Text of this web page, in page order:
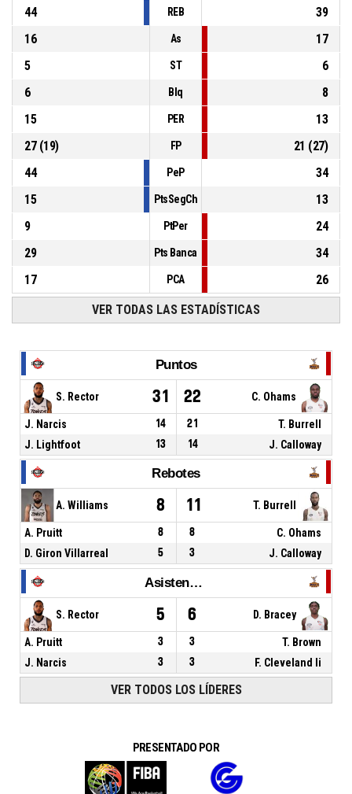
44
REB
39
16
As
17
5
ST
6
6
Blq
8
15
PER
13
27(19) FP 21 (27)
44
PeP
34
15
PtsSegCh
13
9
PtPer
24
29
Pts Banca
34
17
PCA 26
VER TODAS LAS ESTADÍSTICAS
Puntos
S. Rector 31 22 C. Ohams
J. Narcis 14 21
T. Burrell
J. Lightfoot
13 14 J. Calloway
Rebotes
A. Williams 8 11 T. Burrell
A. Pruitt 8 8
C. Ohams
D. Giron Villarreal
5 3 J. Calloway
Asistencias
S. Rector 5 6 D. Bracey
A. Pruitt 3 3
T. Brown
J. Narcis
3 3 F. Cleveland Ii
VER TODOS LOS LÍDERES
PRESENTADO POR